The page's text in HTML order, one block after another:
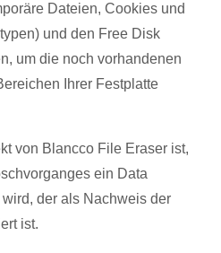
Dateien, Cookies und
und den Free Disk
um die noch vorhandenen
Ihrer Festplatte
von Blancco File Eraser ist,
ein Data
der als Nachweis der
ist.